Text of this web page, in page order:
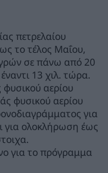
πετρελαίου
το τέλος Μαΐου,
σε πάνω από 20
13 χιλ. τώρα.
αερίου
φυσικού αερίου
για
ολοκλήρωση έως
για το πρόγραμμα